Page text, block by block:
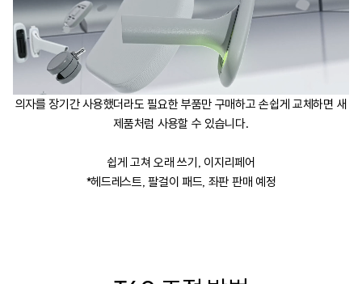
의자를 장기간 사용했더라도 필요한 부품만 구매하고 손쉽게 교체하면 새
제품처럼 사용할 수 있습니다.
쉽게 고쳐 오래 쓰기, 이지리페어
*헤드레스트, 팔걸이 패드, 좌판 판매 예정